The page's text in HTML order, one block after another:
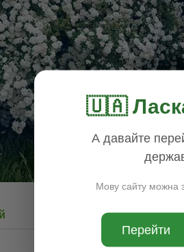
🇺🇦
А давайте
Мову сайту можна
Перейти